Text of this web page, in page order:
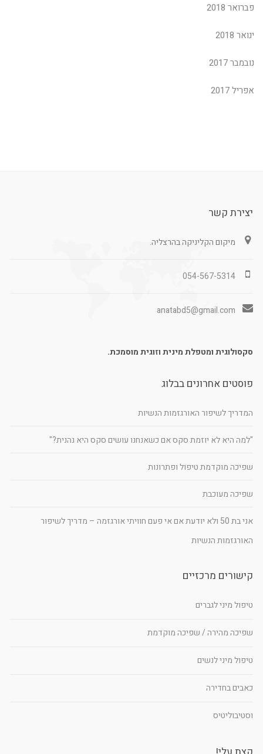
פברואר 2018
ינואר 2018
נובמבר 2017
אפריל 2017
יצירת קשר
מיקום הקליניקה בהרצליה.
054-567-5314
anatabd5@gmail.com
סקסולוגית ומטפלת מינית וזוגית מוסמכת.
פוסטים אחרונים בבלוג
המדריך לשיפור האורגזמות הנשיות
"למה היא לא יוזמת סקס אם כשאנחנו עושים סקס היא נהנית?"
שפיכה מוקדמת טיפול ופתרונות
שפיכה מעוכבת
אני בת 50 ולא יודעת אם אי פעם חוויתי אורגזמה – מדריך לשיפור
האורגזמות הנשיות
קישורים מרכזיים
טיפול מיני לגברים
שפיכה מהירה / שפיכה מוקדמת
טיפול מיני לנשים
כאבים בחדירה
וסטיבוליטיס